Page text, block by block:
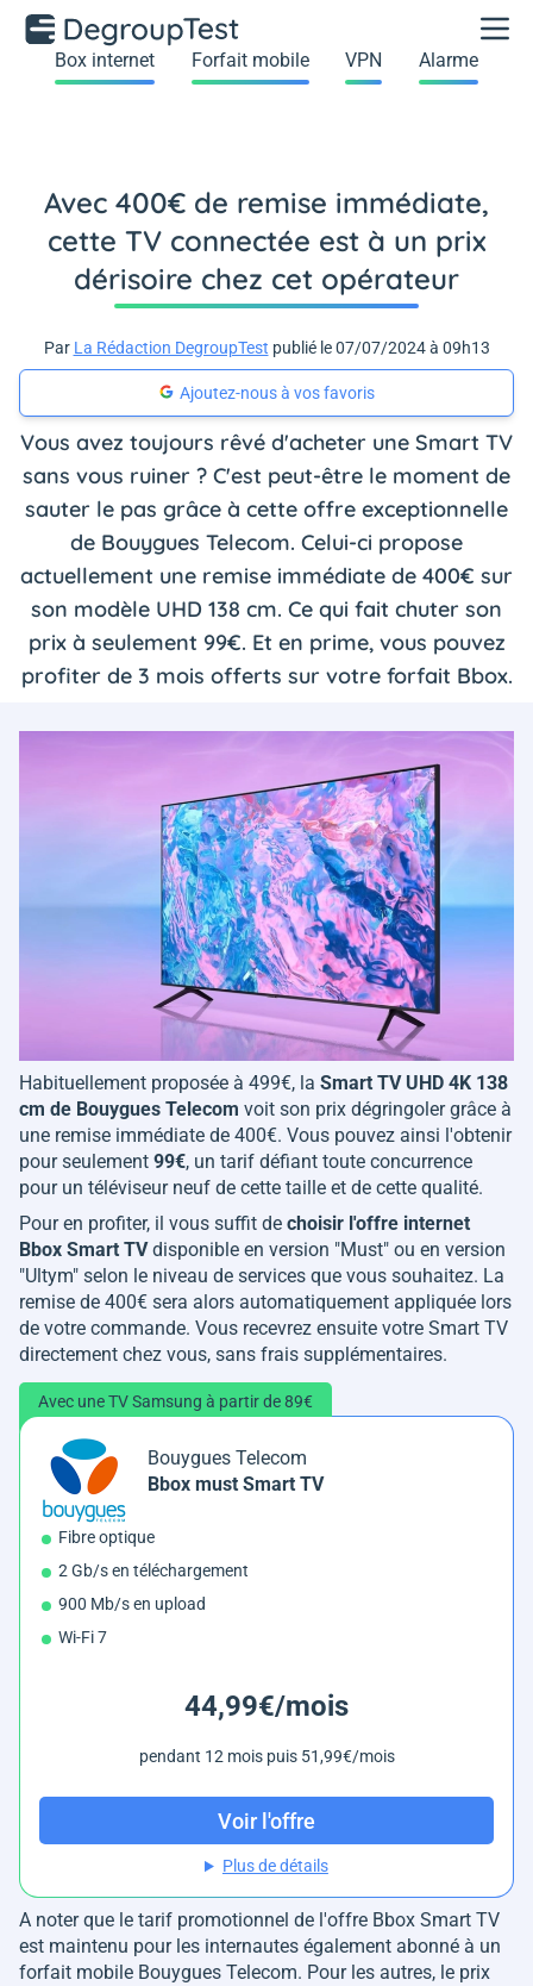
Box internet Forfait mobile VPN Alarme
Avec 400€ de remise immédiate,
cette TV connectée est à un prix
dérisoire chez cet opérateur
Par La Rédaction DegroupTest publié le 07/07/2024 à 09h13
Ajoutez-nous à vos favoris
Vous avez toujours rêvé d'acheter une Smart TV
sans vous ruiner ? C'est peut-être le moment de
sauter le pas grâce à cette offre exceptionnelle
de Bouygues Telecom. Celui-ci propose
actuellement une remise immédiate de 400€ sur
son modèle UHD 138 cm. Ce qui fait chuter son
prix à seulement 99€. Et en prime, vous pouvez
profiter de 3 mois offerts sur votre forfait Bbox.
Habituellement proposée à 499€, la Smart TV UHD 4K 138
cm de Bouygues Telecom voit son prix dégringoler grâce à
une remise immédiate de 400€. Vous pouvez ainsi l'obtenir
pour seulement 99€, un tarif défiant toute concurrence
pour un téléviseur neuf de cette taille et de cette qualité.
Pour en profiter, il vous suffit de choisir l'offre internet
Bbox Smart TVdisponible en version "Must" ou en version
"Ultym" selon le niveau de services que vous souhaitez. La
remise de 400€ sera alors automatiquement appliquée lors
de votre commande. Vous recevrez ensuite votre Smart TV
directement chez vous, sans frais supplémentaires.
Avec une TV Samsung à partir de 89€
Bouygues Telecom
Bbox must Smart TV
Fibre optique
2 Gb/s en téléchargement
900 Mb/s en upload
Wi-Fi 7
44,99€/mois
pendant 12 mois puis 51,99€/mois
Voir l'offre
Plus de détails
A noter que le tarif promotionnel de l'offre Bbox Smart TV
est maintenu pour les internautes également abonné à un
forfait mobile Bouygues Telecom. Pour les autres, le prix